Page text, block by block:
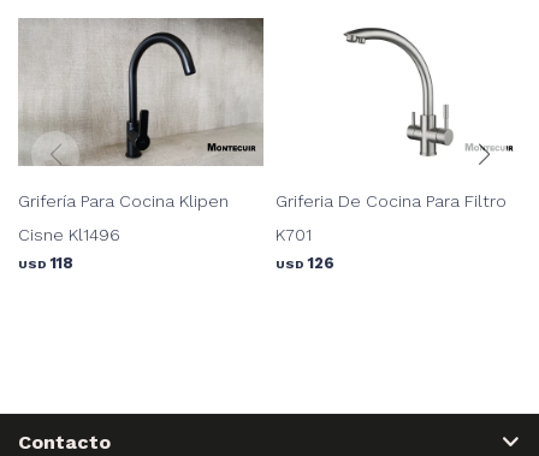
Grifería Para Cocina Klipen
Cisne Kl1496
USD 118
Griferia De Cocina Para Filtro
K701
USD 126
Contacto